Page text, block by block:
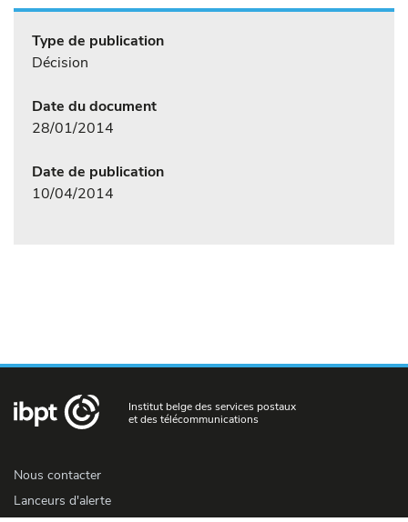
Type de publication
Décision
Date du document
28/01/2014
Date de publication
10/04/2014
Institut belge des services postaux
et des télécommunications
Nous contacter
Lanceurs d'alerte